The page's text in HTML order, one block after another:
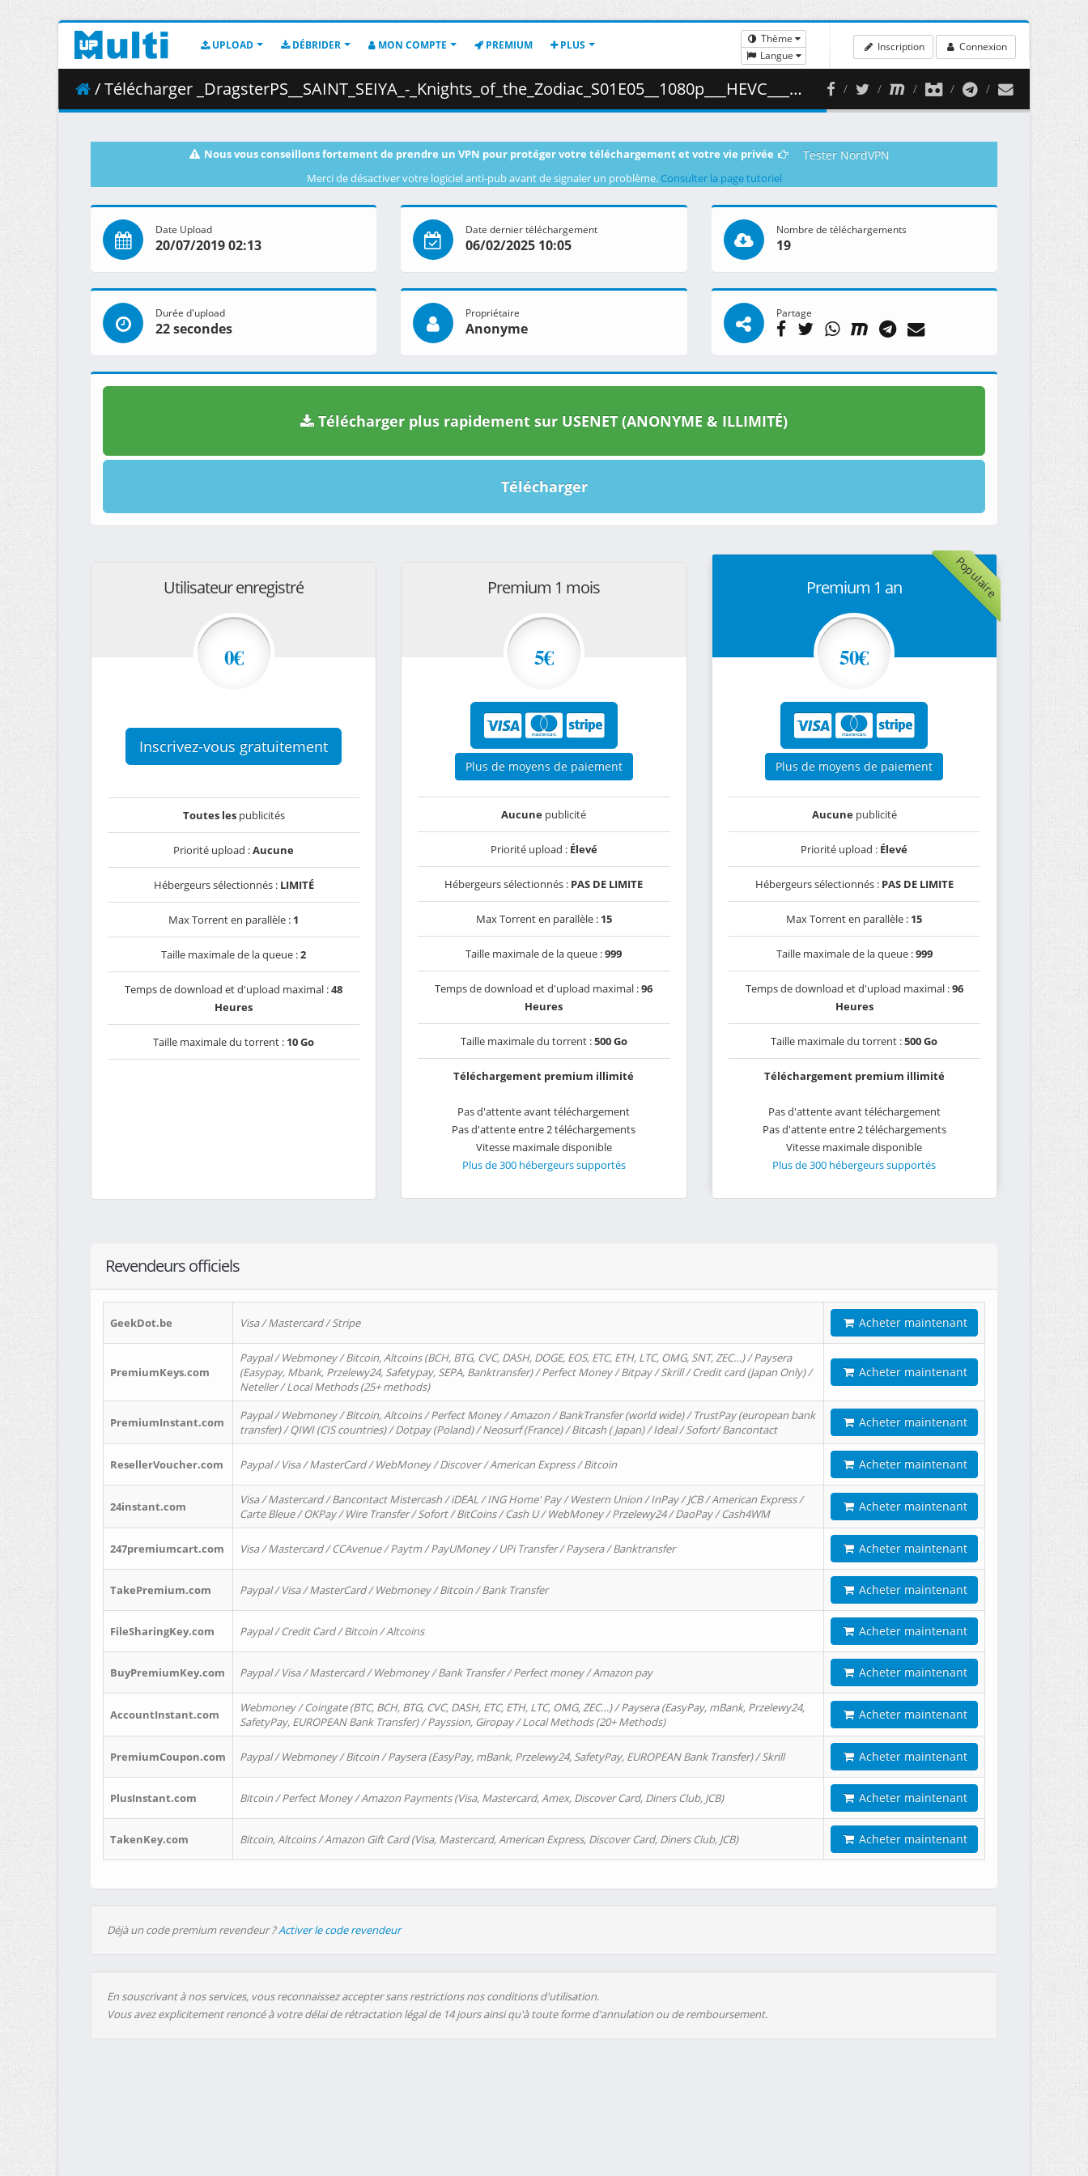
UPLOAD DÉBRIDER MON COMPTE PREMIUM PLUS
Thème
Langue
Inscription Connexion
/ Télécharger _DragsterPS__SAINT_SEIYA_-_Knights_of_the_Zodiac_S01E05__1080p___HEVC___Multi-Audio___Multi-Subs___C715B5C4_.mkv.005 ( 406.64 MB )
Nous vous conseillons fortement de prendre un VPN pour protéger votre téléchargement et votre vie privée Tester NordVPN
Merci de désactiver votre logiciel anti-pub avant de signaler un problème. Consulter la page tutoriel
Date Upload
20/07/2019 02:13
Date dernier téléchargement
06/02/2025 10:05
Nombre de téléchargements
19
Durée d'upload
22 secondes
Propriétaire
Anonyme
Partage
Télécharger plus rapidement sur USENET (ANONYME & ILLIMITÉ)
Télécharger
Utilisateur enregistré
0€
Inscrivez-vous gratuitement
Toutes lespublicités
Priorité upload :Aucune
Hébergeurs sélectionnés : LIMITÉ
Max Torrent en parallèle : 1
Taille maximale de la queue :2
Temps de download et d'upload maximal :48
Heures
Taille maximale du torrent : 10 Go
Premium 1 mois
5€
Plus de moyens de paiement
Aucune publicité
Priorité upload : Élevé
Hébergeurs sélectionnés : PAS DE LIMITE
Max Torrent en parallèle : 15
Taille maximale de la queue :999
Temps de download et d'upload maximal :96
Heures
Taille maximale du torrent :500 Go
Téléchargement premium illimité
Pas d'attente avant téléchargement
Pas d'attente entre 2 téléchargements
Vitesse maximale disponible
Plus de 300 hébergeurs supportés
Populaire
Premium 1 an
50€
Plus de moyens de paiement
Aucunepublicité
Priorité upload : Élevé
Hébergeurs sélectionnés : PAS DE LIMITE
Max Torrent en parallèle : 15
Taille maximale de la queue :999
Temps de download et d'upload maximal :96
Heures
Taille maximale du torrent :500 Go
Téléchargement premium illimité
Pas d'attente avant téléchargement
Pas d'attente entre 2 téléchargements
Vitesse maximale disponible
Plus de 300 hébergeurs supportés
Revendeurs officiels
GeekDot.be Visa / Mastercard / Stripe Acheter maintenant
PremiumKeys.com
Paypal / Webmoney / Bitcoin, Altcoins (BCH, BTG, CVC, DASH, DOGE, EOS, ETC, ETH, LTC, OMG, SNT, ZEC…) / Paysera
(Easypay, Mbank, Przelewy24, Safetypay, SEPA, Banktransfer) / Perfect Money / Bitpay / Skrill / Credit card (Japan Only) /
Neteller / Local Methods (25+ methods)
Acheter maintenant
PremiumInstant.com
Paypal / Webmoney / Bitcoin, Altcoins / Perfect Money / Amazon / BankTransfer (world wide) / TrustPay (european bank
transfer) / QIWI (CIS countries) / Dotpay (Poland) / Neosurf (France) / Bitcash ( Japan) / Ideal / Sofort/ Bancontact
Acheter maintenant
ResellerVoucher.com Paypal / Visa / MasterCard / WebMoney / Discover / American Express / Bitcoin Acheter maintenant
24instant.com
Visa / Mastercard / Bancontact Mistercash / iDEAL / ING Home' Pay / Western Union / InPay / JCB / American Express /
Carte Bleue / OKPay / Wire Transfer / Sofort / BitCoins / Cash U / WebMoney / Przelewy24 / DaoPay / Cash4WM
Acheter maintenant
247premiumcart.com Visa / Mastercard / CCAvenue / Paytm / PayUMoney / UPi Transfer / Paysera / Banktransfer Acheter maintenant
TakePremium.com Paypal / Visa / MasterCard / Webmoney / Bitcoin / Bank Transfer Acheter maintenant
FileSharingKey.com Paypal / Credit Card / Bitcoin / Altcoins Acheter maintenant
BuyPremiumKey.com Paypal / Visa / Mastercard / Webmoney / Bank Transfer / Perfect money / Amazon pay Acheter maintenant
AccountInstant.com
Webmoney / Coingate (BTC, BCH, BTG, CVC, DASH, ETC, ETH, LTC, OMG, ZEC…) / Paysera (EasyPay, mBank, Przelewy24,
SafetyPay, EUROPEAN Bank Transfer) / Payssion, Giropay / Local Methods (20+ Methods)
Acheter maintenant
PremiumCoupon.com Paypal / Webmoney / Bitcoin / Paysera (EasyPay, mBank, Przelewy24, SafetyPay, EUROPEAN Bank Transfer) / Skrill Acheter maintenant
PlusInstant.com Bitcoin / Perfect Money / Amazon Payments (Visa, Mastercard, Amex, Discover Card, Diners Club, JCB) Acheter maintenant
TakenKey.com Bitcoin, Altcoins / Amazon Gift Card (Visa, Mastercard, American Express, Discover Card, Diners Club, JCB) Acheter maintenant
Déjà un code premium revendeur ?Activer le code revendeur
En souscrivant à nos services, vous reconnaissez accepter sans restrictions nos conditions d'utilisation.
Vous avez explicitement renoncé à votre délai de rétractation légal de 14 jours ainsi qu'à toute forme d'annulation ou de remboursement.